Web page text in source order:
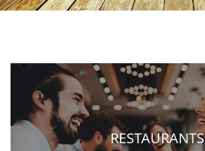
RESTAURANTS